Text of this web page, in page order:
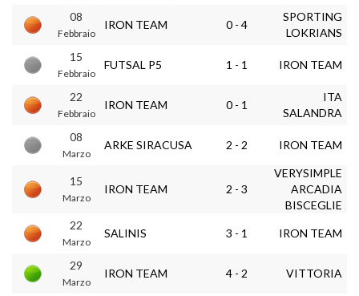
08
Febbraio
IRON TEAM 0 - 4
SPORTING
LOKRIANS
15
Febbraio
FUTSAL P5 1 - 1 IRON TEAM
22
Febbraio
IRON TEAM 0 - 1
ITA
SALANDRA
08
Marzo
ARKE SIRACUSA 2 - 2 IRON TEAM
15
Marzo
IRON TEAM 2 - 3
VERYSIMPLE
ARCADIA
BISCEGLIE
22
Marzo
SALINIS 3 - 1 IRON TEAM
29
Marzo
IRON TEAM 4 - 2 VITTORIA